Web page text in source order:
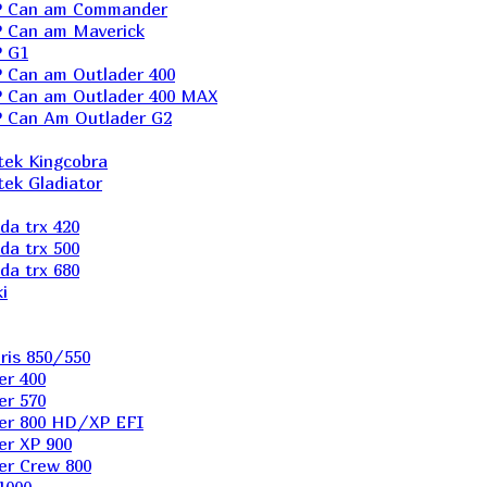
am Commander
am Maverick
G1
am Outlader 400
am Outlader 400 MAX
Аm Outlader G2
Kingcobra
Gladiator
trx 420
trx 500
trx 680
850/550
400
570
800 HD/XP EFI
XP 900
Сrew 800